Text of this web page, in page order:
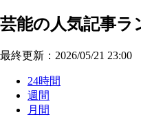
芸能の人気記事ラ
最終更新：2026/05/21 23:00
24時間
週間
月間